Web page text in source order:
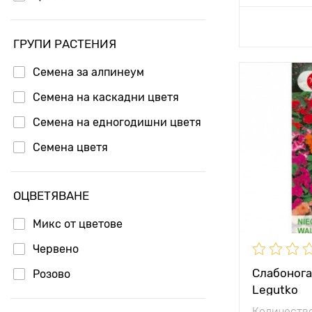
ГРУПИ РАСТЕНИЯ
Семена за алпинеум
Семена на каскадни цветя
Семена на едногодишни цветя
Семена цветя
ОЦВЕТЯВАНЕ
Микс от цветове
Червено
Розово
Legutko
Височина
растението
растенията